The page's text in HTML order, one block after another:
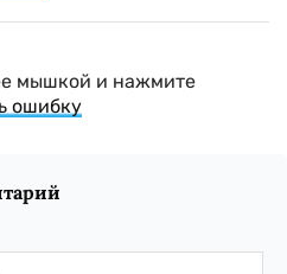
мышкой и нажмите
ошибку